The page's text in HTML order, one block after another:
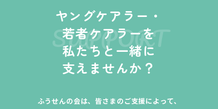
ヤングケアラー・
若者ケアラーを
私たちと一緒に
支えませんか？
SUPPORT
ふうせんの会は、皆さまのご支援によって、